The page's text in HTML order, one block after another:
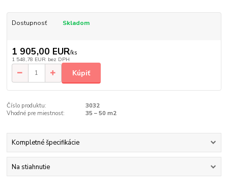
Dostupnosť Skladom
1 905,00 EUR/ks
1 548,78 EUR bez DPH
Kúpiť
Číslo produktu:
3032
Vhodné pre miestnosť:
35 – 50 m2
Kompletné špecifikácie
Na stiahnutie